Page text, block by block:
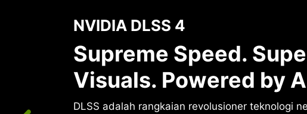
NVIDIA DLSS 4
Supreme Speed.
Visuals. Powered by
DLSS adalah rangkaian revolusioner teknologi